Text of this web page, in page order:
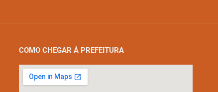
COMO CHEGAR À PREFEITURA